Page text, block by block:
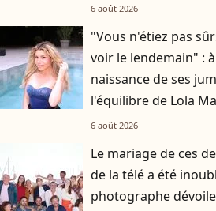
6 août 2026
"Vous n'étiez pas
voir le lendemain" :
naissance de ses
l'équilibre de Lola
tenait qu'à un fil
6 août 2026
Le mariage de ces
de la télé a été
photographe